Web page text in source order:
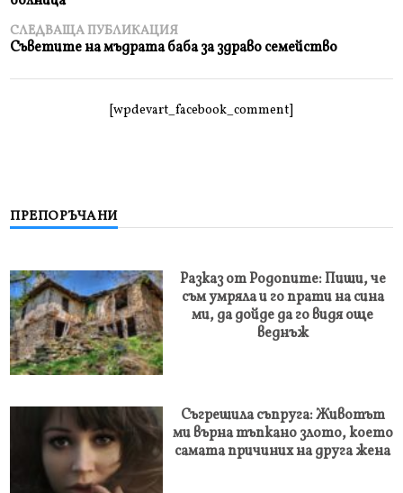
СЛЕДВАЩА ПУБЛИКАЦИЯ
Съветите на мъдрата баба за здраво семейство
[wpdevart_facebook_comment]
ПРЕПОРЪЧАНИ
Разказ от Родопите: Пиши, че
съм умряла и го прати на сина
ми, да дойде да го видя още
веднъж
Съгрешила съпруга: Животът
ми върна тъпкано злото, което
самата причиних на друга жена